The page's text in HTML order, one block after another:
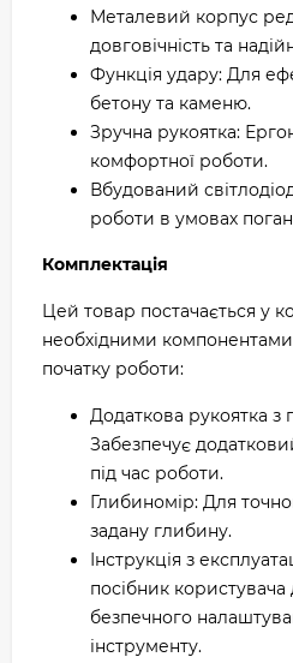
Металевий корпус
довговічність та
Функція удару: Для
бетону та каменю.
Зручна рукоятка:
комфортної роботи.
Вбудований
роботи в умовах
Комплектація
Цей товар постачається у
необхідними
початку роботи:
Додаткова рукоятка
Забезпечує
під час роботи.
Глибиномір: Для
задану глибину.
Інструкція з
посібник
безпечного
інструменту.